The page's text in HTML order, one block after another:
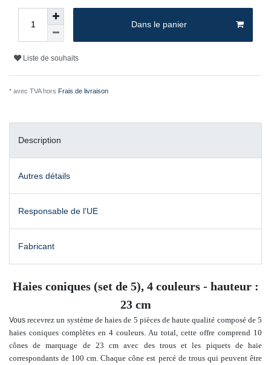
Dans le panier
Liste de souhaits
* avec TVA hors Frais de livraison
Description
Autres détails
Responsable de l'UE
Fabricant
Haies coniques (set de 5), 4 couleurs - hauteur :
23 cm
Vousrecevrez un système de haies de 5 pièces de haute qualité composé de 5
haies coniques complètes en 4 couleurs. Au total, cette offre comprend 10
cônes de marquage de 23 cm avec des trous et les piquets de haie
correspondants de 100 cm. Chaque cône est percé de trous qui peuvent être